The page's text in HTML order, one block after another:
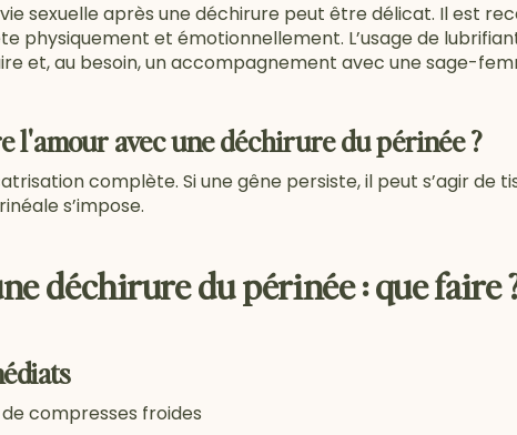
sexuelle après une déchirure peut être délicat. Il est
physiquement et émotionnellement. L’usage de
et, au besoin, un accompagnement avec une sage-
l'amour avec une déchirure du périnée ?
complète. Si une gêne persiste, il peut s’agir de
s’impose.
déchirure du périnée : que faire
compresses froides